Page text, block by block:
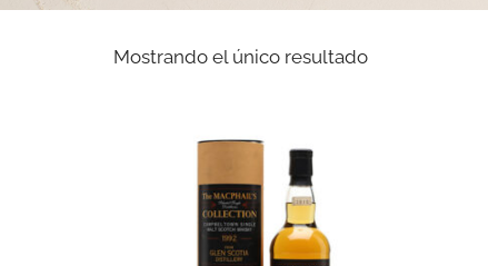
Mostrando el único resultado